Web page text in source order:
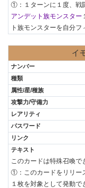
①：１ターンに１度、戦
アンデット族モンスター
ト族モンスターを自分フ
イ
このカードは特殊召喚で
①：このカードをリリー
１枚を対象として発動で